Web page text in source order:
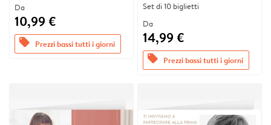
Da
10,99 €
offers Prezzi bassi tutti i giorni
Set di 10 biglietti
Da
14,99 €
offers Prezzi bassi tutti i giorni